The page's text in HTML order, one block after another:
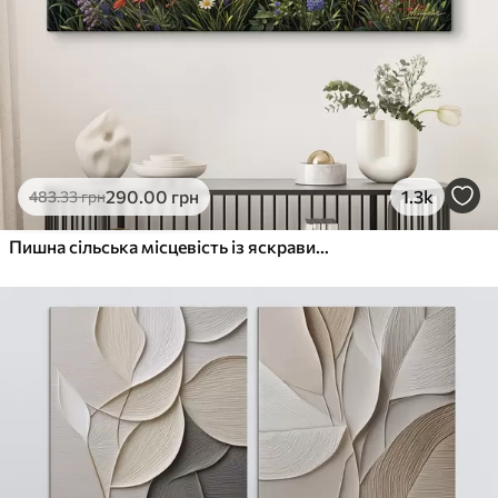
483.33грн290.00 грн 1.3k
Пишна сільська місцевість із яскравим лугом диких квітів, наповненим різнокольоровими квітами під хмарним небом